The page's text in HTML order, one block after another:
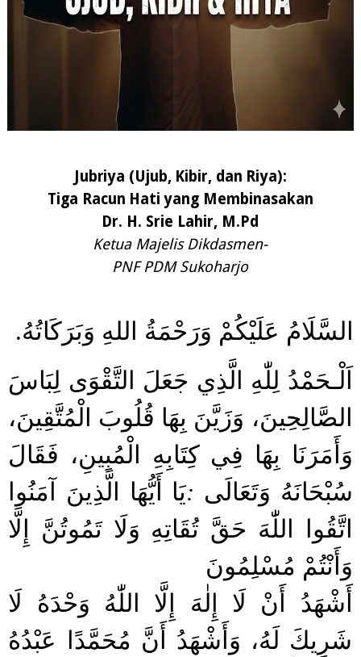
Jubriya (Ujub, Kibir, dan Riya):
Tiga Racun Hati yang Membinasakan
Dr. H. Srie Lahir, M.Pd
Ketua Majelis Dikdasmen-
PNF PDM Sukoharjo
السَّلَامُ عَلَيْكُمْ وَرَحْمَةُ اللهِ وَبَرَكَاتُهُ.
اَلْـحَمْدُ لِلّٰهِ الَّذِي جَعَلَ التَّقْوَى لِبَاسَ
الصَّالِحِينَ، وَزَيَّنَ بِهَا قُلُوبَ الْمُتَّقِينَ،
وَأَمَرَنَا بِهَا فِي كِتَابِهِ الْمُبِينِ، فَقَالَ
سُبْحَانَهُ وَتَعَالَى :يَا أَيُّهَا الَّذِينَ آمَنُوا
اتَّقُوا اللّٰهَ حَقَّ تُقَاتِهِ وَلَا تَمُوتُنَّ إِلَّا
وَأَنْتُمْ مُسْلِمُونَ
أَشْهَدُ أَنْ لَا إِلٰهَ إِلَّا اللّٰهُ وَحْدَهُ لَا
شَرِيكَ لَهُ، وَأَشْهَدُ أَنَّ مُحَمَّدًا عَبْدُهُ